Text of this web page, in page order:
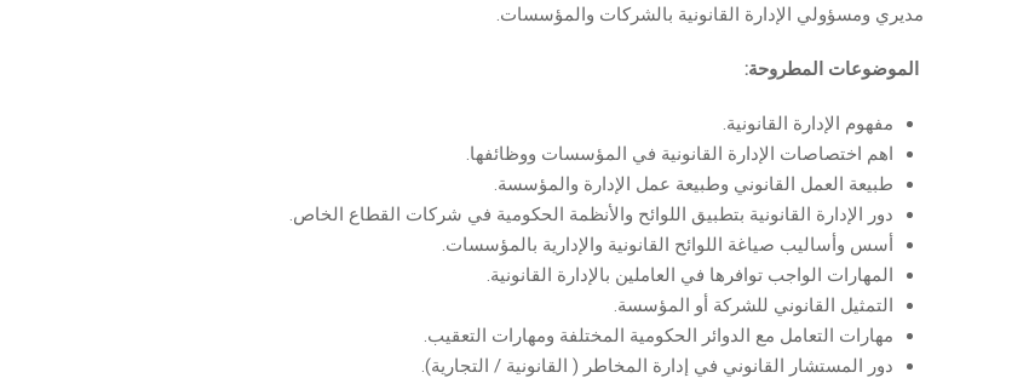
مديري ومسؤولي الإدارة القانونية بالشركات والمؤسسات.
الموضوعات المطروحة:
مفهوم الإدارة القانونية.
اهم اختصاصات الإدارة القانونية في المؤسسات ووظائفها.
طبيعة العمل القانوني وطبيعة عمل الإدارة والمؤسسة.
دور الإدارة القانونية بتطبيق اللوائح والأنظمة الحكومية في شركات القطاع الخاص.
أسس وأساليب صياغة اللوائح القانونية والإدارية بالمؤسسات.
المهارات الواجب توافرها في العاملين بالإدارة القانونية.
التمثيل القانوني للشركة أو المؤسسة.
مهارات التعامل مع الدوائر الحكومية المختلفة ومهارات التعقيب.
دور المستشار القانوني في إدارة المخاطر ( القانونية / التجارية).